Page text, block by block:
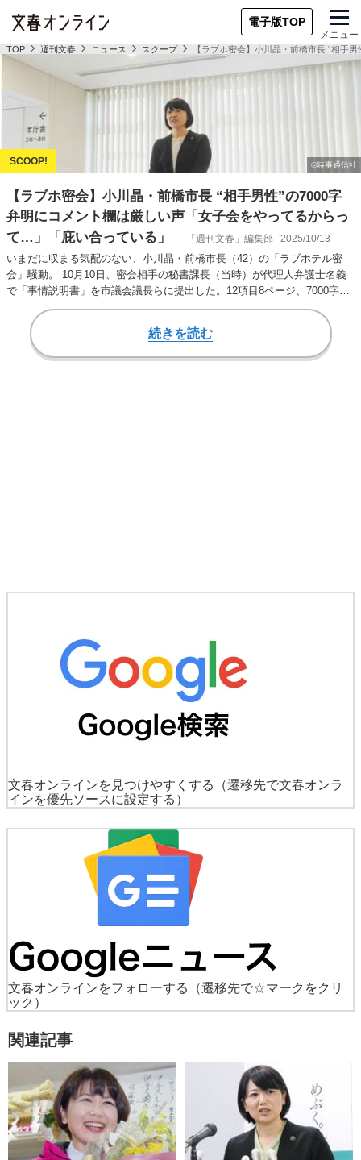
電子版TOP
メニュー
TOP 週刊文春 ニュース スクープ 【ラブホ密会】小川晶・前橋市長 “相手
【ラブホ密会】小川晶・前橋市長 “相手男性”の7000字
弁明にコメント欄は厳しい声「女子会をやってるからっ
て…」「庇い合っている」
「週刊文春」編集部 2025/10/13
いまだに収まる気配のない、小川晶・前橋市長（42）の「ラブホテル密
会」騒動。 10月10日、密会相手の秘書課長（当時）が代理人弁護士名義
で「事情説明書」を市議会議長らに提出した。12項目8ページ、7000字以
上にわ…
続きを読む
文春オンラインを見つけやすくする
（遷移先で文春オンラ
インを優先ソースに設定する）
文春オンラインをフォローする
（遷移先で☆マークをクリ
ック）
関連記事